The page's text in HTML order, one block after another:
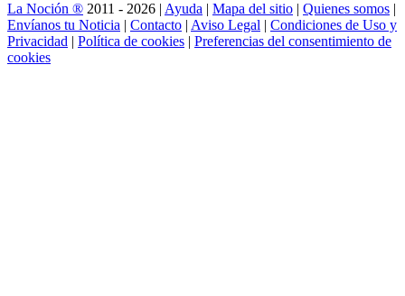
La Noción ® 2011 - 2026 | Ayuda | Mapa del sitio | Quienes somos |
Envíanos tu Noticia | Contacto | Aviso Legal | Condiciones de Uso y
Privacidad | Política de cookies | Preferencias del consentimiento de
cookies